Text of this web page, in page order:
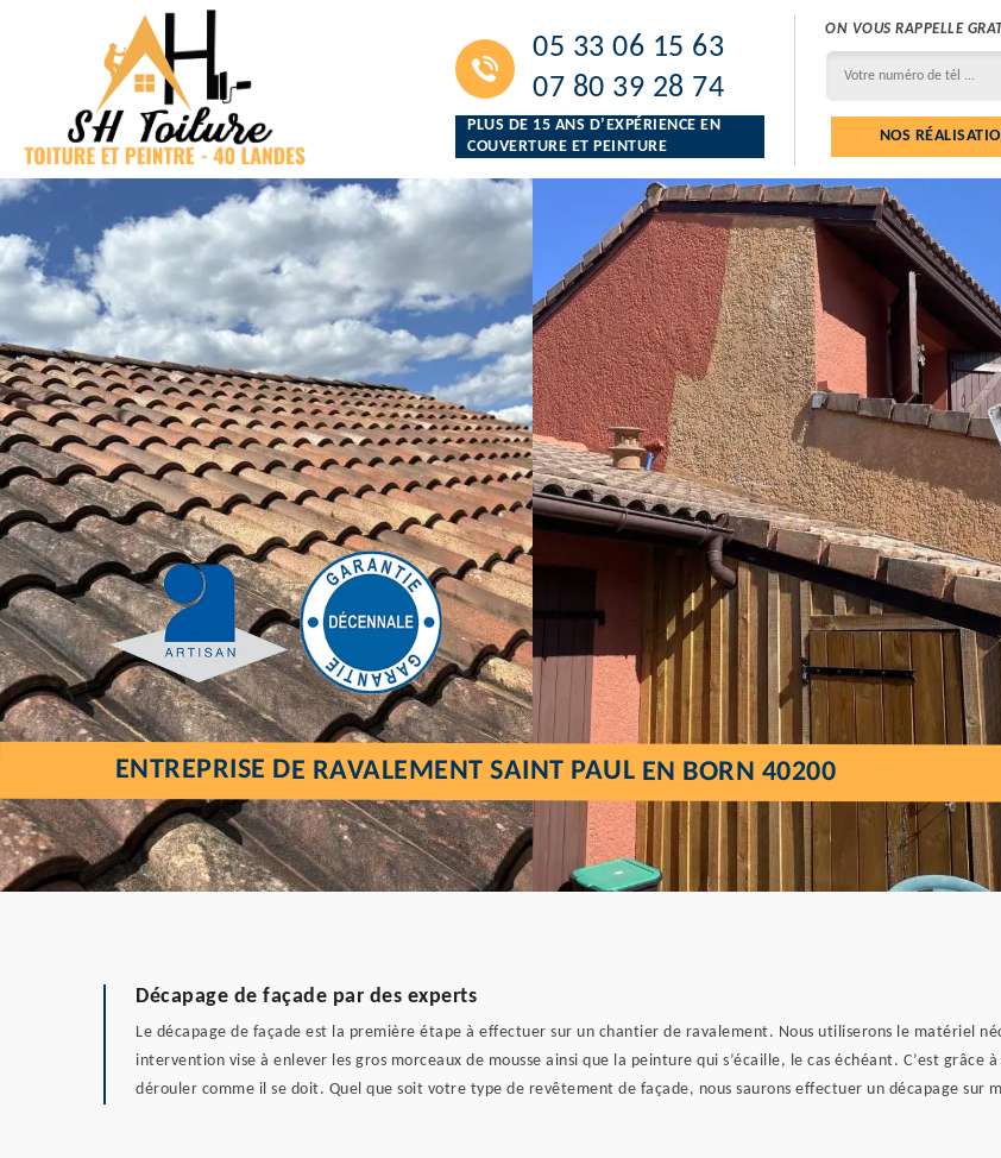
05 33 06 15 63
07 80 39 28 74
PLUS DE 15 ANS D’EXPÉRIENCE EN
COUVERTURE ET PEINTURE
ON VOUS RAPPELLE
NOS
ENTREPRISE DE RAVALEMENT SAINT PAUL EN BORN 40200
Décapage de façade par des experts
Le décapage de façade est la première étape à effectuer sur un chantier de ravalement. Nous utiliserons le matériel
intervention vise à enlever les gros morceaux de mousse ainsi que la peinture qui s’écaille, le cas échéant. C’est
dérouler comme il se doit. Quel que soit votre type de revêtement de façade, nous saurons effectuer un décapage sur